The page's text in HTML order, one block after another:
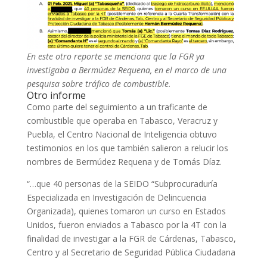
En este otro reporte se menciona que la FGR ya
investigaba a Bermúdez Requena, en el marco de una
pesquisa sobre tráfico de combustible.
Otro informe
Como parte del seguimiento a un traficante de
combustible que operaba en Tabasco, Veracruz y
Puebla, el Centro Nacional de Inteligencia obtuvo
testimonios en los que también salieron a relucir los
nombres de Bermúdez Requena y de Tomás Díaz.
“…que 40 personas de la SEIDO “Subprocuraduría
Especializada en Investigación de Delincuencia
Organizada), quienes tomaron un curso en Estados
Unidos, fueron enviados a Tabasco por la 4T con la
finalidad de investigar a la FGR de Cárdenas, Tabasco,
Centro y al Secretario de Seguridad Pública Ciudadana